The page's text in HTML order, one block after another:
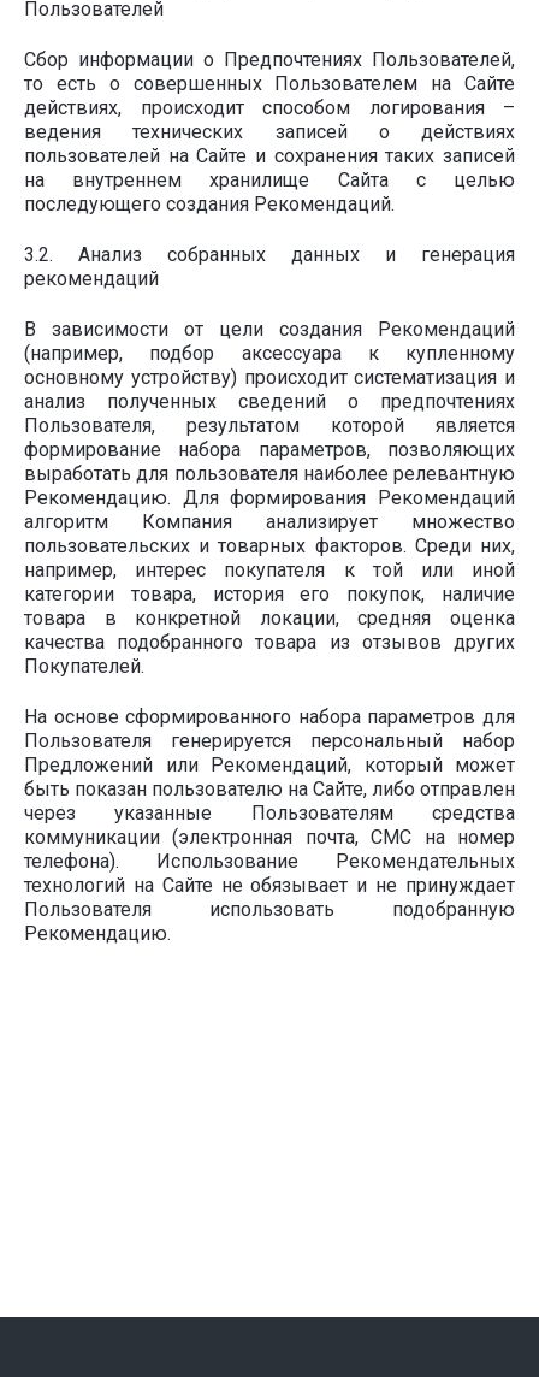
Пользователей
Сбор информации о Предпочтениях Пользователей,
то есть о совершенных Пользователем на Сайте
действиях, происходит способом логирования –
ведения технических записей о действиях
пользователей на Сайте и сохранения таких записей
на внутреннем хранилище Сайта с целью
последующего создания Рекомендаций.
3.2. Анализ собранных данных и генерация
рекомендаций
В зависимости от цели создания Рекомендаций
(например, подбор аксессуара к купленному
основному устройству) происходит систематизация и
анализ полученных сведений о предпочтениях
Пользователя, результатом которой является
формирование набора параметров, позволяющих
выработать для пользователя наиболее релевантную
Рекомендацию. Для формирования Рекомендаций
алгоритм Компания анализирует множество
пользовательских и товарных факторов. Среди них,
например, интерес покупателя к той или иной
категории товара, история его покупок, наличие
товара в конкретной локации, средняя оценка
качества подобранного товара из отзывов других
Покупателей.
На основе сформированного набора параметров для
Пользователя генерируется персональный набор
Предложений или Рекомендаций, который может
быть показан пользователю на Сайте, либо отправлен
через указанные Пользователям средства
коммуникации (электронная почта, СМС на номер
телефона). Использование Рекомендательных
технологий на Сайте не обязывает и не принуждает
Пользователя использовать подобранную
Рекомендацию.